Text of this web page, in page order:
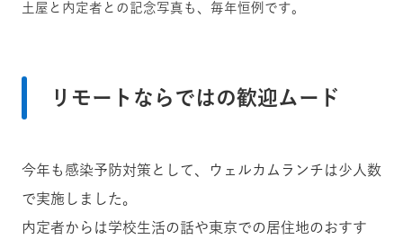
土屋と内定者との記念写真も、毎年恒例です。
リモートならではの歓迎ムード
今年も感染予防対策として、ウェルカムランチは少人数
で実施しました。
内定者からは学校生活の話や東京での居住地のおすす